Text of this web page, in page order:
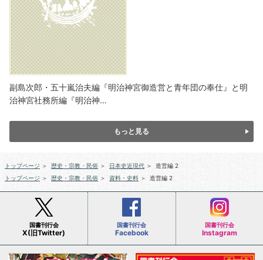
副島次郎・五十嵐治夫編『明治神宮御造営と青年団の奉仕』と明
治神宮社務所編『明治神…
もっと見る
トップページ ＞ 歴史・宗教・民俗 ＞ 日本史近現代 ＞
造営編 2
トップページ ＞ 歴史・宗教・民俗 ＞ 資料・史料 ＞ 造営編 2
国書刊行会
X(旧Twitter)
国書刊行会
Facebook
国書刊行会
Instagram